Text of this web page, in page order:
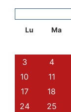
Lu
Ma
3
4
10
11
17
18
24
25